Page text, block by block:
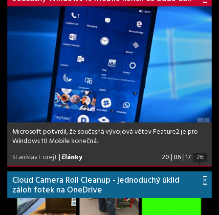
Microsoft potvrdil, že současná vývojová větev Feature2 je pro
Windows 10 Mobile konečná.
Stanislav Forejt|články 20 | 06 | 17 26
Cloud Camera Roll Cleanup - jednoduchý úklid
záloh fotek na OneDrive